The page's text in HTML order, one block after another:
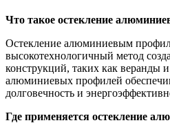
Что такое остекление
Остекление алюминиевым
высокотехнологичный метод
конструкций, таких как веранды
алюминиевых профилей
долговечность и
Где применяется остекление